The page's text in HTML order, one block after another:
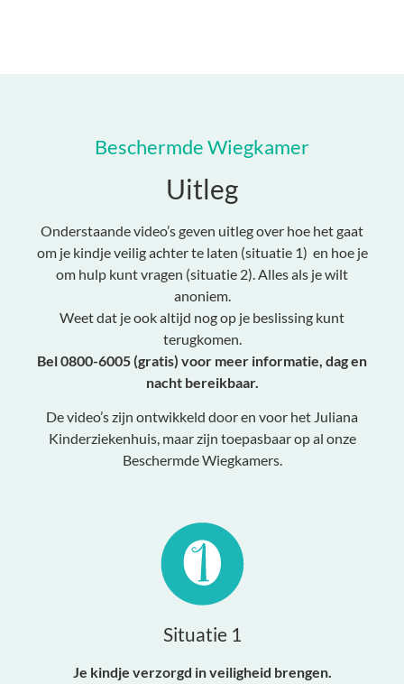
Beschermde Wiegkamer
Uitleg
Onderstaande video’s geven uitleg over hoe het gaat
om je kindje veilig achter te laten (situatie 1) en hoe je
om hulp kunt vragen (situatie 2). Alles als je wilt
anoniem.
Weet dat je ook altijd nog op je beslissing kunt
terugkomen.
Bel 0800-6005 (gratis) voor meer informatie, dag en
nacht bereikbaar.
De video’s zijn ontwikkeld door en voor het Juliana
Kinderziekenhuis, maar zijn toepasbaar op al onze
Beschermde Wiegkamers.
Situatie 1
Je kindje verzorgd in veiligheid brengen.